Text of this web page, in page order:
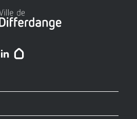
sur Instagram